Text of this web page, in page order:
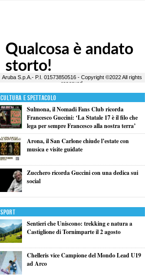
Cultura e Spettacolo
Sulmona, il Nomadi Fans Club ricorda
Francesco Guccini: ‘La Statale 17 è il filo che
lega per sempre Francesco alla nostra terra’
Arona, il San Carlone chiude l’estate con
musica e visite guidate
Zucchero ricorda Guccini con una dedica sui
social
Sport
Sentieri che Uniscono: trekking e natura a
Castiglione di Tornimparte il 2 agosto
Chelleris vice Campione del Mondo Lead U19
ad Arco